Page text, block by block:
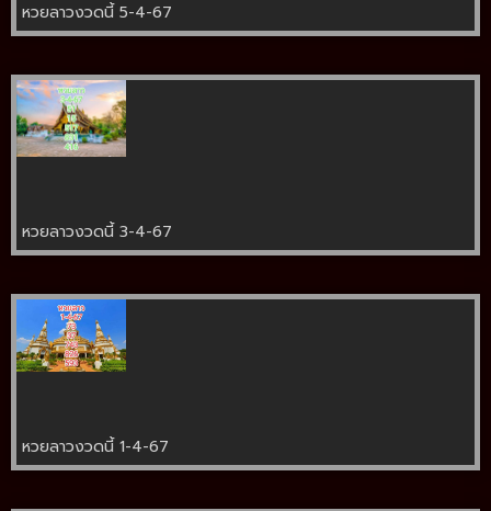
หวยลาวงวดนี้ 5-4-67
หวยลาวงวดนี้ 3-4-67
หวยลาวงวดนี้ 1-4-67